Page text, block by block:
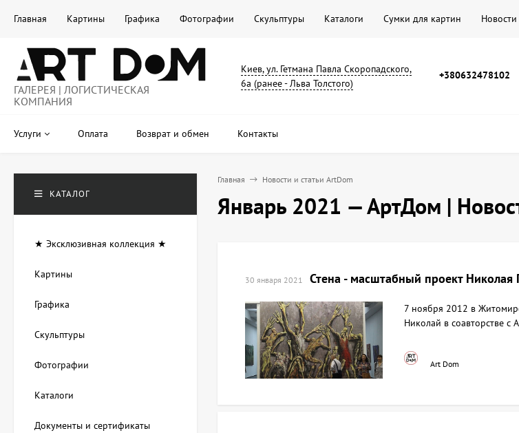
Главная Картины Графика Фотографии Скульптуры Каталоги Сумки для картин Новости
ГАЛЕРЕЯ | ЛОГИСТИЧЕСКАЯ
КОМПАНИЯ
Киев, ул. Гетмана Павла Скоропадского,
6а (ранее - Льва Толстого)
+380632478102
Услуги Оплата Возврат и обмен Контакты
Главная Новости и статьи ArtDom
Январь 2021 — АртДом |
30 января 2021 Стена - масштабный проект
7 ноября 2012 в
Николай в соавторстве с
Art Dom
КАТАЛОГ
★ Эксклюзивная коллекция ★
Картины
Графика
Скульптуры
Фотографии
Каталоги
Документы и сертификаты